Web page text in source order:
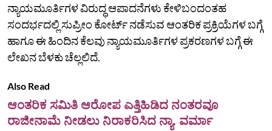
ನ್ಯಾಯಮೂರ್ತಿಗಳ ವಿರುದ್ಧ ಆಪಾದನೆಗಳು ಕೇಳಿಬಂದಂತಹ
ಸಂದರ್ಭದಲ್ಲಿ ಸುಪ್ರೀಂ ಕೋರ್ಟ್‌ ನಡೆಸುವ ಆಂತರಿಕ ಪ್ರಕ್ರಿಯೆಗಳ ಬಗ್ಗೆ
ಹಾಗೂ ಈ ಹಿಂದಿನ ಕೆಲವು ನ್ಯಾಯಮೂರ್ತಿಗಳ ಪ್ರಕರಣಗಳ ಬಗ್ಗೆ ಈ
ಲೇಖನ ಬೆಳಕು ಚೆಲ್ಲಲಿದೆ.
Also Read
ಆಂತರಿಕ ಸಮಿತಿ ಆರೋಪ ಎತ್ತಿಹಿಡಿದ ನಂತರವೂ
ರಾಜೀನಾಮೆ ನೀಡಲು ನಿರಾಕರಿಸಿದ ನ್ಯಾ. ವರ್ಮಾ